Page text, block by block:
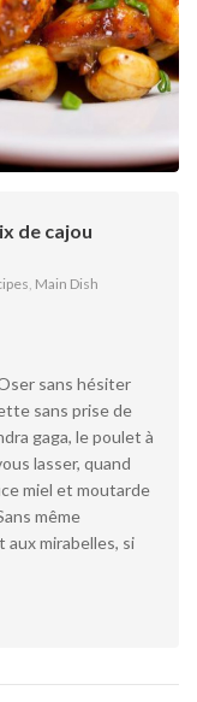
de cajou
, Main Dish
sans hésiter
sans prise de
gaga, le poulet à
lasser, quand
miel et moutarde
même
aux mirabelles, si